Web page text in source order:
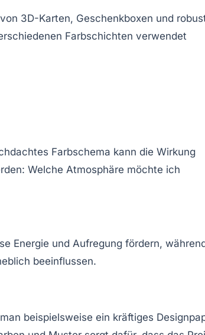
3D-Karten, Geschenkboxen und
Farbschichten verwendet
Farbschema kann die Wirkung
Welche Atmosphäre möchte ich
Energie und Aufregung fördern,
beeinflussen.
beispielsweise ein kräftiges